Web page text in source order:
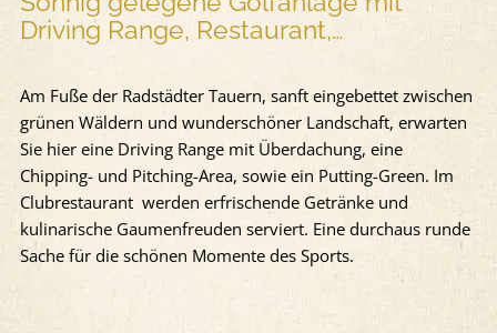
Driving Range, Restaurant,…
Am Fuße der Radstädter Tauern, sanft eingebettet zwischen
grünen Wäldern und wunderschöner Landschaft, erwarten
Sie hier eine Driving Range mit Überdachung, eine
Chipping- und Pitching-Area, sowie ein Putting-Green. Im
Clubrestaurant werden erfrischende Getränke und
kulinarische Gaumenfreuden serviert. Eine durchaus runde
Sache für die schönen Momente des Sports.